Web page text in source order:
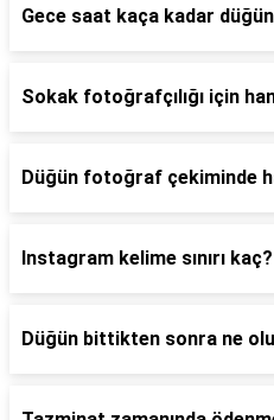
Gece saat kaça kadar
Sokak fotoğrafçılığı için
Düğün fotoğraf çekiminde
Instagram kelime sınırı kaç?
Düğün bittikten sonra ne